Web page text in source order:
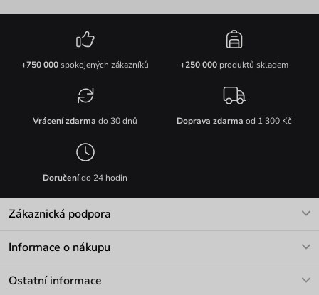
+750 000spokojených zákazníků +250 000produktů skladem
Vrácení zdarma do 30 dnů Doprava zdarma od 1 300 Kč
Doručenído 24 hodin
Zákaznická podpora
Informace o nákupu
Ostatní informace